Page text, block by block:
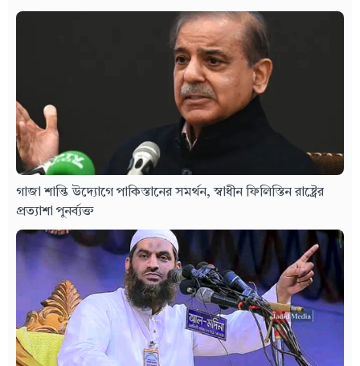
গাজা শান্তি উদ্যোগে পাকিস্তানের সমর্থন, স্বাধীন ফিলিস্তিন রাষ্ট্রের
প্রত্যাশা পুনর্ব্যক্ত